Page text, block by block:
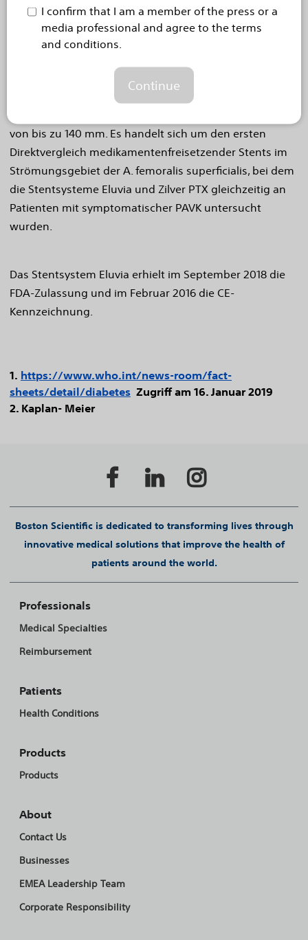
I confirm that I am a member of the press or a
media professional and agree to the terms
and conditions.
Continue
aufweisen.“
randomisierte, kontrollierte Studie mit 465 Patienten
mit Läsionen der Arteria femoralis superficialis (AFS)
von bis zu 140 mm. Es handelt sich um den ersten
Direktvergleich medikamentenfreisetzender Stents im
Strömungsgebiet der A. femoralis superficialis, bei dem
die Stentsysteme Eluvia und Zilver PTX gleichzeitig an
Patienten mit symptomatischer PAVK untersucht
wurden.
Das Stentsystem Eluvia erhielt im September 2018 die
FDA-Zulassung und im Februar 2016 die CE-
Kennzeichnung.
1. https://www.who.int/news-room/fact-
sheets/detail/diabetes Zugriff am 16. Januar 2019
2. Kaplan- Meier
Boston Scientific is dedicated to transforming lives through
innovative medical solutions that improve the health of
patients around the world.
Professionals
Medical Specialties
Reimbursement
Patients
Health Conditions
Products
Products
About
Contact Us
Businesses
EMEA Leadership Team
Corporate Responsibility